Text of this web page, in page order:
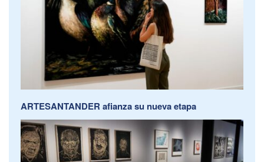
ARTESANTANDER afianza su nueva etapa